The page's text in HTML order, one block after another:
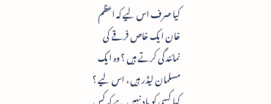
کیا صرف اس لیے کہ اعظم
خان ایک خاص فرقے کی
نمائندگی کرتے ہیں ؟ وہ ایک
مسلمان لیڈر ہیں ، اس لیے ؟